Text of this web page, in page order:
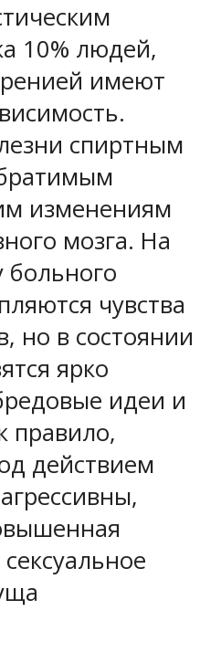
10% людей,
имеют
спиртным
изменениям
мозга. На
больного
чувства
но в состоянии
ярко
идеи и
правило,
действием